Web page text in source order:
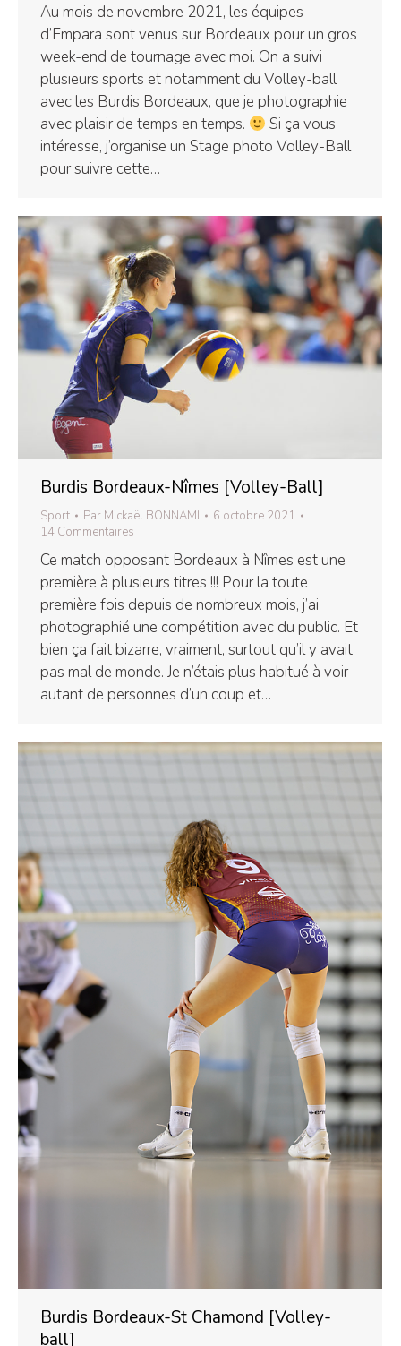
Au mois de novembre 2021, les équipes
d’Empara sont venus sur Bordeaux pour un gros
week-end de tournage avec moi. On a suivi
plusieurs sports et notamment du Volley-ball
avec les Burdis Bordeaux, que je photographie
avec plaisir de temps en temps.
Si ça vous
intéresse, j’organise un Stage photo Volley-Ball
pour suivre cette…
Burdis Bordeaux-Nîmes [Volley-Ball]
Sport Par Mickaël BONNAMI
6 octobre 2021
14 Commentaires
Ce match opposant Bordeaux à Nîmes est une
première à plusieurs titres !!! Pour la toute
première fois depuis de nombreux mois, j’ai
photographié une compétition avec du public. Et
bien ça fait bizarre, vraiment, surtout qu’il y avait
pas mal de monde. Je n’étais plus habitué à voir
autant de personnes d’un coup et…
Burdis Bordeaux-St Chamond [Volley-
ball]